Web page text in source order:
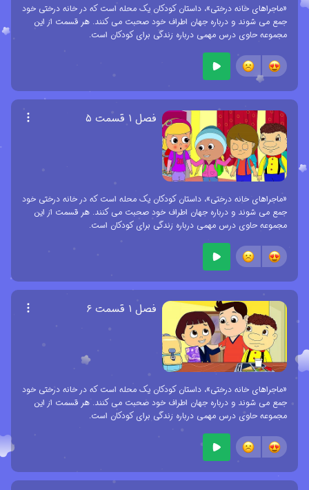
«ماجراهای خانه درختی»، داستان کودکان یک محله است که در خانه درختی خود
جمع می شوند و درباره جهان اطراف خود صحبت می کنند. هر قسمت از این
مجموعه حاوی درس مهمی درباره زندگی برای کودکان است.
فصل ۱ قسمت ۵
«ماجراهای خانه درختی»، داستان کودکان یک محله است که در خانه درختی خود
جمع می شوند و درباره جهان اطراف خود صحبت می کنند. هر قسمت از این
مجموعه حاوی درس مهمی درباره زندگی برای کودکان است.
فصل ۱ قسمت ۶
«ماجراهای خانه درختی»، داستان کودکان یک محله است که در خانه درختی خود
جمع می شوند و درباره جهان اطراف خود صحبت می کنند. هر قسمت از این
مجموعه حاوی درس مهمی درباره زندگی برای کودکان است.